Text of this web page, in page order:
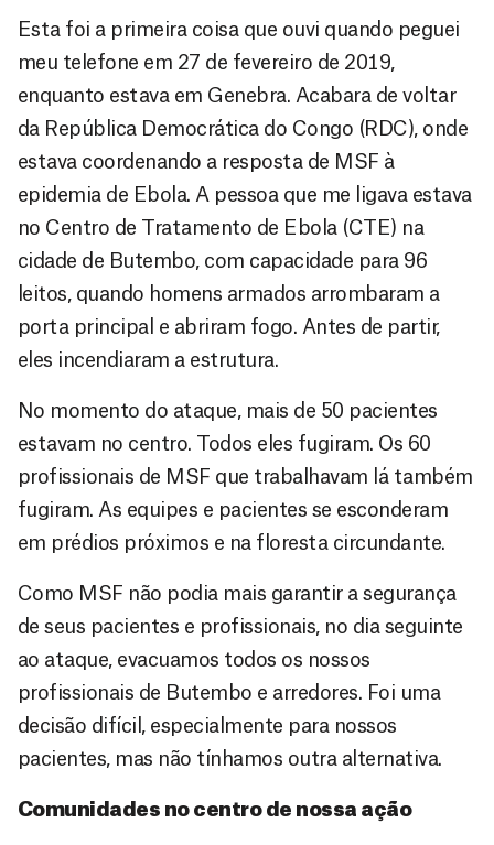
Esta foi a primeira coisa que ouvi quando peguei
meu telefone em 27 de fevereiro de 2019,
enquanto estava em Genebra. Acabara de voltar
da República Democrática do Congo (RDC), onde
estava coordenando a resposta de MSF à
epidemia de Ebola. A pessoa que me ligava estava
no Centro de Tratamento de Ebola (CTE) na
cidade de Butembo, com capacidade para 96
leitos, quando homens armados arrombaram a
porta principal e abriram fogo. Antes de partir,
eles incendiaram a estrutura.
No momento do ataque, mais de 50 pacientes
estavam no centro. Todos eles fugiram. Os 60
profissionais de MSF que trabalhavam lá também
fugiram. As equipes e pacientes se esconderam
em prédios próximos e na floresta circundante.
Como MSF não podia mais garantir a segurança
de seus pacientes e profissionais, no dia seguinte
ao ataque, evacuamos todos os nossos
profissionais de Butembo e arredores. Foi uma
decisão difícil, especialmente para nossos
pacientes, mas não tínhamos outra alternativa.
Comunidades no centro de nossa ação